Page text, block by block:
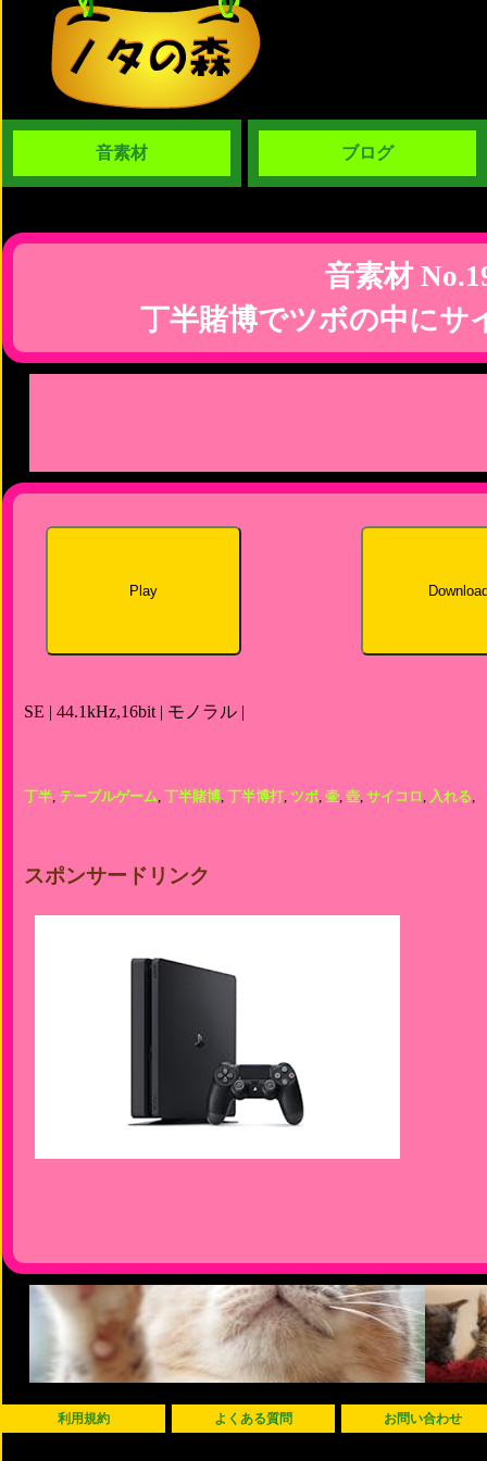
音素材 ブログ
音素材
丁半賭博でツボの中にサ
Play
SE | 44.1kHz,16bit | モノラル |
丁半, テーブルゲーム, 丁半賭博, 丁半博打, ツボ, 壷, 壺, サイコロ, 入れる,
スポンサードリンク
利用規約 よくある質問 お問い合わせ